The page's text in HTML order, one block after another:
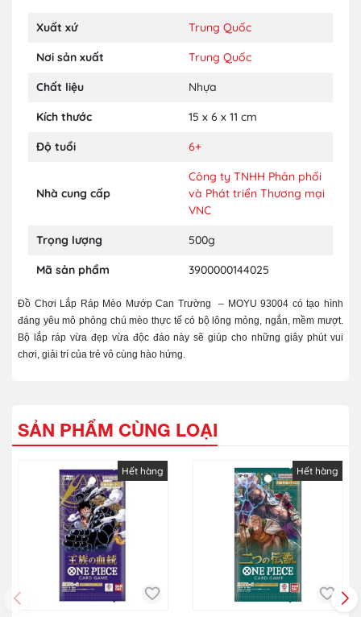
Xuất xứ Trung Quốc
Nơi sản xuất Trung Quốc
Chất liệu Nhựa
Kích thước 15 x 6 x 11 cm
Độ tuổi 6+
Nhà cung cấp
Công ty TNHH Phân phối
và Phát triển Thương mại
VNC
Trọng lượng 500g
Mã sản phẩm 3900000144025
Đồ Chơi Lắp Ráp Mèo Mướp Can Trường – MOYU 93004 có tạo hình
đáng yêu mô phỏng chú mèo thực tế có bộ lông mỏng, ngắn, mềm mượt.
Bộ lắp ráp vừa đẹp vừa độc đáo này sẽ giúp cho những giây phút vui
chơi, giải trí của trẻ vô cùng hào hứng.
SẢN PHẨM CÙNG LOẠI
Hết hàng Hết hàng